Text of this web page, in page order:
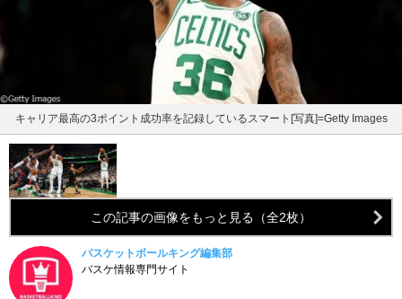
キャリア最高の3ポイント成功率を記録しているスマート[写真]=Getty Images
この記事の画像をもっと見る（全2枚）
バスケットボールキング編集部
バスケ情報専門サイト